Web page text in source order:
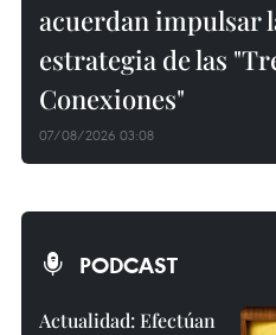
acuerdan impulsar
estrategia de las
Conexiones"
07/08/2026 03:08
PODCAST
Actualidad: Efectúan